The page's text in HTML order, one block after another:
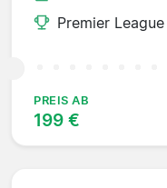
Premier League
PREIS AB
199 €